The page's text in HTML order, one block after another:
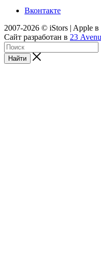
Вконтакте
2007-2026 © iStors | Apple
Сайт разработан в 23
Найти